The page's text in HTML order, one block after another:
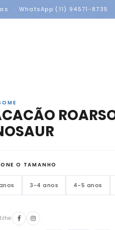
· WhatsApp (11) 94571-8735
O TAMANHO
3-4 anos 4-5 anos